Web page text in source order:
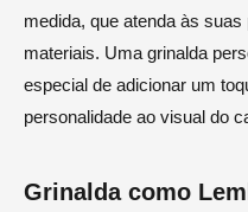
medida, que atenda às
materiais. Uma grinalda
especial de adicionar um
personalidade ao visual do
Grinalda como